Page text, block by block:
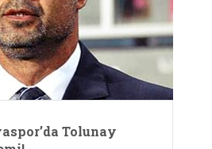
Tolunay